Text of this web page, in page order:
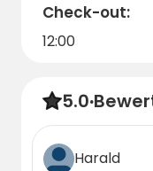
Check-out:
12:00
5.0·
Harald